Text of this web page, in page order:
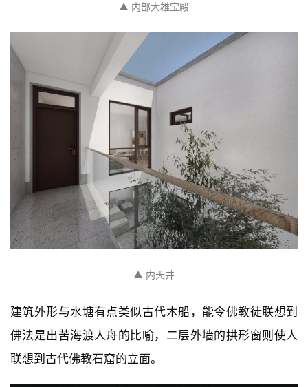
▲ 内部大雄宝殿
▲ 内天井
建筑外形与水塘有点类似古代木船，能令佛教徒联想到
佛法是出苦海渡人舟的比喻，二层外墙的拱形窗则使人
联想到古代佛教石窟的立面。